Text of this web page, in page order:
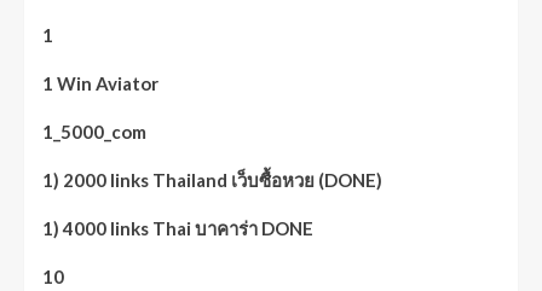
1
1 Win Aviator
1_5000_com
1) 2000 links Thailand เว็บซื้อหวย (DONE)
1) 4000 links Thai บาคาร่า DONE
10